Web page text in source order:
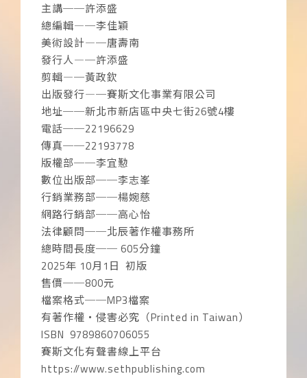
主講──許添盛
總編輯―─李佳穎
美術設計―─唐壽南
發行人―─許添盛
剪輯―─黃政欽
出版發行―─賽斯文化事業有限公司
地址──新北市新店區中央七街26號4樓
電話──22196629
傳真──22193778
版權部──李宜懃
數位出版部──李志峯
行銷業務部──楊婉慈
網路行銷部──高心怡
法律顧問──北辰著作權事務所
總時間長度── 605分鐘
2025年 10月1日 初版
售價──800元
檔案格式──MP3檔案
有著作權‧侵害必究（Printed in Taiwan）
ISBN 9789860706055
賽斯文化有聲書線上平台
https://www.sethpublishing.com